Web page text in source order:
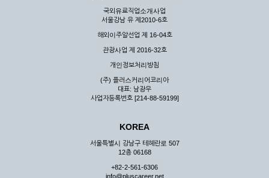
게 누설, 배포하여서는 안됩니다. 다만, 관계법령에 의하여 국가
기관 등의 합법적인 요구가 있는 경우에는 해당 되지 않습니다.
③ 회사는 이용자로부터 제기되는 의견이나 불만이 정당하다고
인정할 경우에는 즉시 처리하여야 하며, 즉시 처리가 곤란한 경
우 그 처리를 위해 노력해야 합니다.
제7조 (회원의 의무)
① 회원은 ID와 비밀 번호에 관한 모든 관리의 책임이 있으며
② 회원은 이용신청서의 기재내용 중 변경된 내용이 있는 경우
서비스를 통하여 그 내용을 회사에 통지하여야 합니다.
③ 다른 회원의 ID와 비밀번호를 부당하게 사용하는 행위를
국외유료직업소개사업
서울강남 유 제2010-6호
해외이주알선업 제 16-04호
관광사업 제 2016-32호
개인정보처리방침
(주) 플러스커리어코리아
대표: 남광우
사업자등록번호 [214-88-59199]
KOREA
서울특별시 강남구 테헤란로 507
12층 06168
+82-2-561-6306
info@pluscareer.net